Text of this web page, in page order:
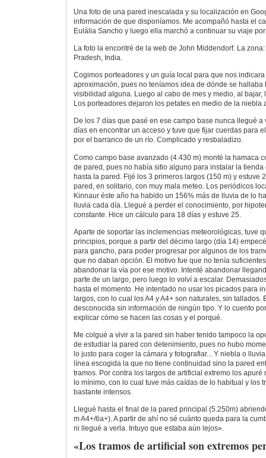
Una foto de una pared inescalada y su localización en
información de que disponíamos. Me acompañó hasta el
Eulàlia Sancho y luego ella marchó a continuar su viaje
La foto la encontré de la web de John Middendorf. La
Pradesh, India.
Cogimos porteadores y un guía local para que nos
aproximación, pues no teníamos idea de dónde se hallaba
visibilidad alguna. Luego al cabo de mes y medio, al bajar,
Los porteadores dejaron los petates en medio de la niebla
De los 7 días que pasé en ese campo base nunca llegué a
días en encontrar un acceso y tuve que fijar cuerdas para
por el barranco de un río. Complicado y resbaladizo.
Como campo base avanzado (4.430 m) monté la hamaca
de pared, pues no había sitio alguno para instalar la
hasta la pared. Fijé los 3 primeros largos (150 m) y estuve
pared, en solitario, con muy mala meteo. Los periódicos
Kinnaur éste año ha habido un 156% más de lluvia de lo
lluvia cada día. Llegué a perder el conocimiento, por
constante. Hice un cálculo para 18 días y estuve 25.
Aparte de soportar las inclemencias meteorológicas, tuve
principios, porque a partir del décimo largo (día 14)
para gancho, para poder progresar por algunos de los
que no daban opción. El motivo fue que no tenía
abandonar la vía por ese motivo. Intenté abandonar
parte de un largo, pero luego lo volví a escalar.
hasta el momento. He intentado no usar los picados para
largos, con lo cual los A4 y A4+ son naturales, sin tallados.
desconocida sin información de ningún tipo. Y lo cuento
explicar cómo se hacen las cosas y el porqué.
Me colgué a vivir a la pared sin haber tenido tampoco la
de estudiar la pared con detenimiento, pues no hubo
lo justo para coger la cámara y fotografiar... Y niebla o
línea escogida la que no tiene continuidad sino la pared
tramos. Por contra los largos de artificial extremo los apuré
lo mínimo, con lo cual tuve más caídas de lo habitual y los
bastante intensos.
Llegué hasta el final de la pared principal (5.250m)
m A4+/6a+). A partir de ahí no sé cuánto queda para la
ni llegué a verla. Intuyo que estaba aún lejos».
«Los tramos de artificial son extremos